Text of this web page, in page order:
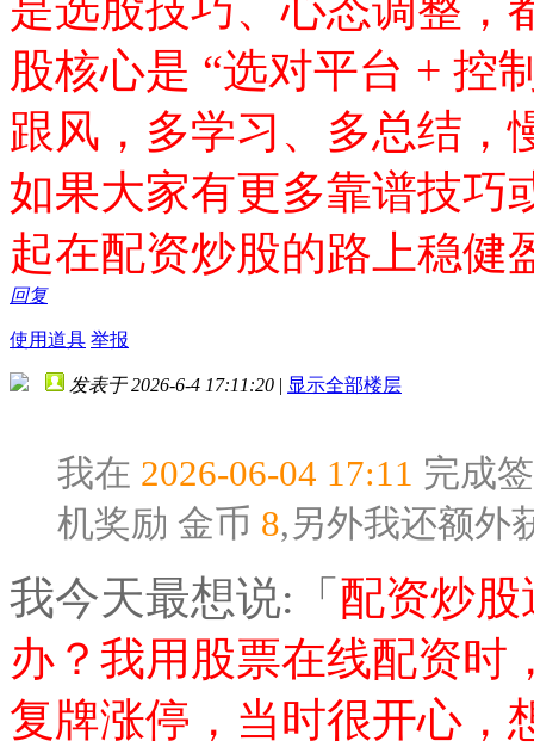
股核心是 “选对平台 + 控
跟风，多学习、多总结，
如果大家有更多靠谱技巧
起在配资炒股的路上稳健
回复
使用道具 举报
发表于 2026-6-4 17:11:20 | 显示全部楼层
我在 2026-06-04 17:11 完成
机奖励 金币 8,另外我还额外
我今天最想说:「 配资炒
办？我用股票在线配资时
复牌涨停，当时很开心，